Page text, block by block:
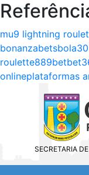
mu9 lightning
bonanzabetsbola
roulette889bet
onlineplataformas
SECRETARIA